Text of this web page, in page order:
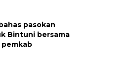
pasokan
Bintuni bersama